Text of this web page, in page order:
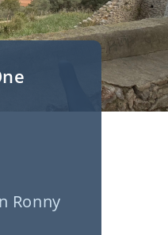
Ronny